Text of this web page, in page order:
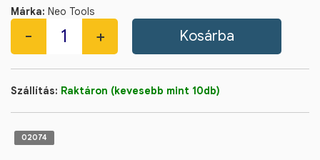
Márka: Neo Tools
Szállítás: Raktáron (kevesebb mint 10db)
02074